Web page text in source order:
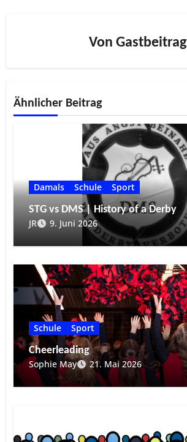
Von Gastbeitrag
Ähnlicher Beitrag
Damals Schule
Sport
STG vs DMS | History of a Derby
JR
9. Juni 2026
Schule
Sport
Cheerleading
Sophie May
21. Mai 2026